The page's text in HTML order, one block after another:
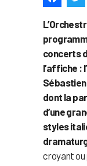
concerts
l’affiche :
dont la
d’une
styles
croyant ou